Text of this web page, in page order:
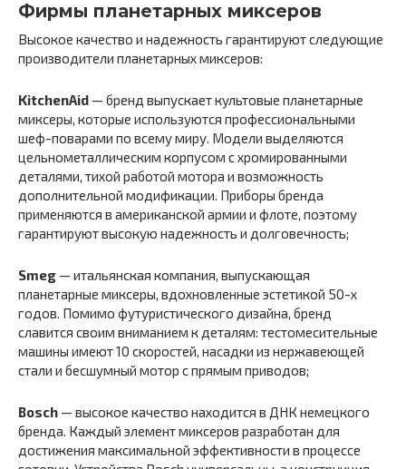
Фирмы планетарных миксеров
Высокое качество и надежность гарантируют следующие
производители планетарных миксеров:
KitchenAid — бренд выпускает культовые планетарные
миксеры, которые используются профессиональными
шеф-поварами по всему миру. Модели выделяются
цельнометаллическим корпусом с хромированными
деталями, тихой работой мотора и возможность
дополнительной модификации. Приборы бренда
применяются в американской армии и флоте, поэтому
гарантируют высокую надежность и долговечность;
Smeg — итальянская компания, выпускающая
планетарные миксеры, вдохновленные эстетикой 50-х
годов. Помимо футуристического дизайна, бренд
славится своим вниманием к деталям: тестомесительные
машины имеют 10 скоростей, насадки из нержавеющей
стали и бесшумный мотор с прямым приводов;
Bosch — высокое качество находится в ДНК немецкого
бренда. Каждый элемент миксеров разработан для
достижения максимальной эффективности в процессе